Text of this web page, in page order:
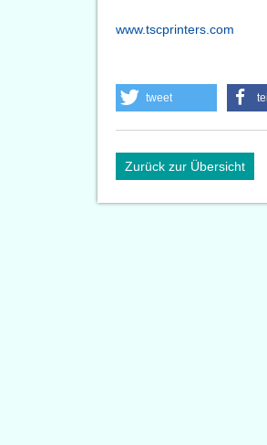
www.tscprinters.com
tweet
Zurück zur Übersicht